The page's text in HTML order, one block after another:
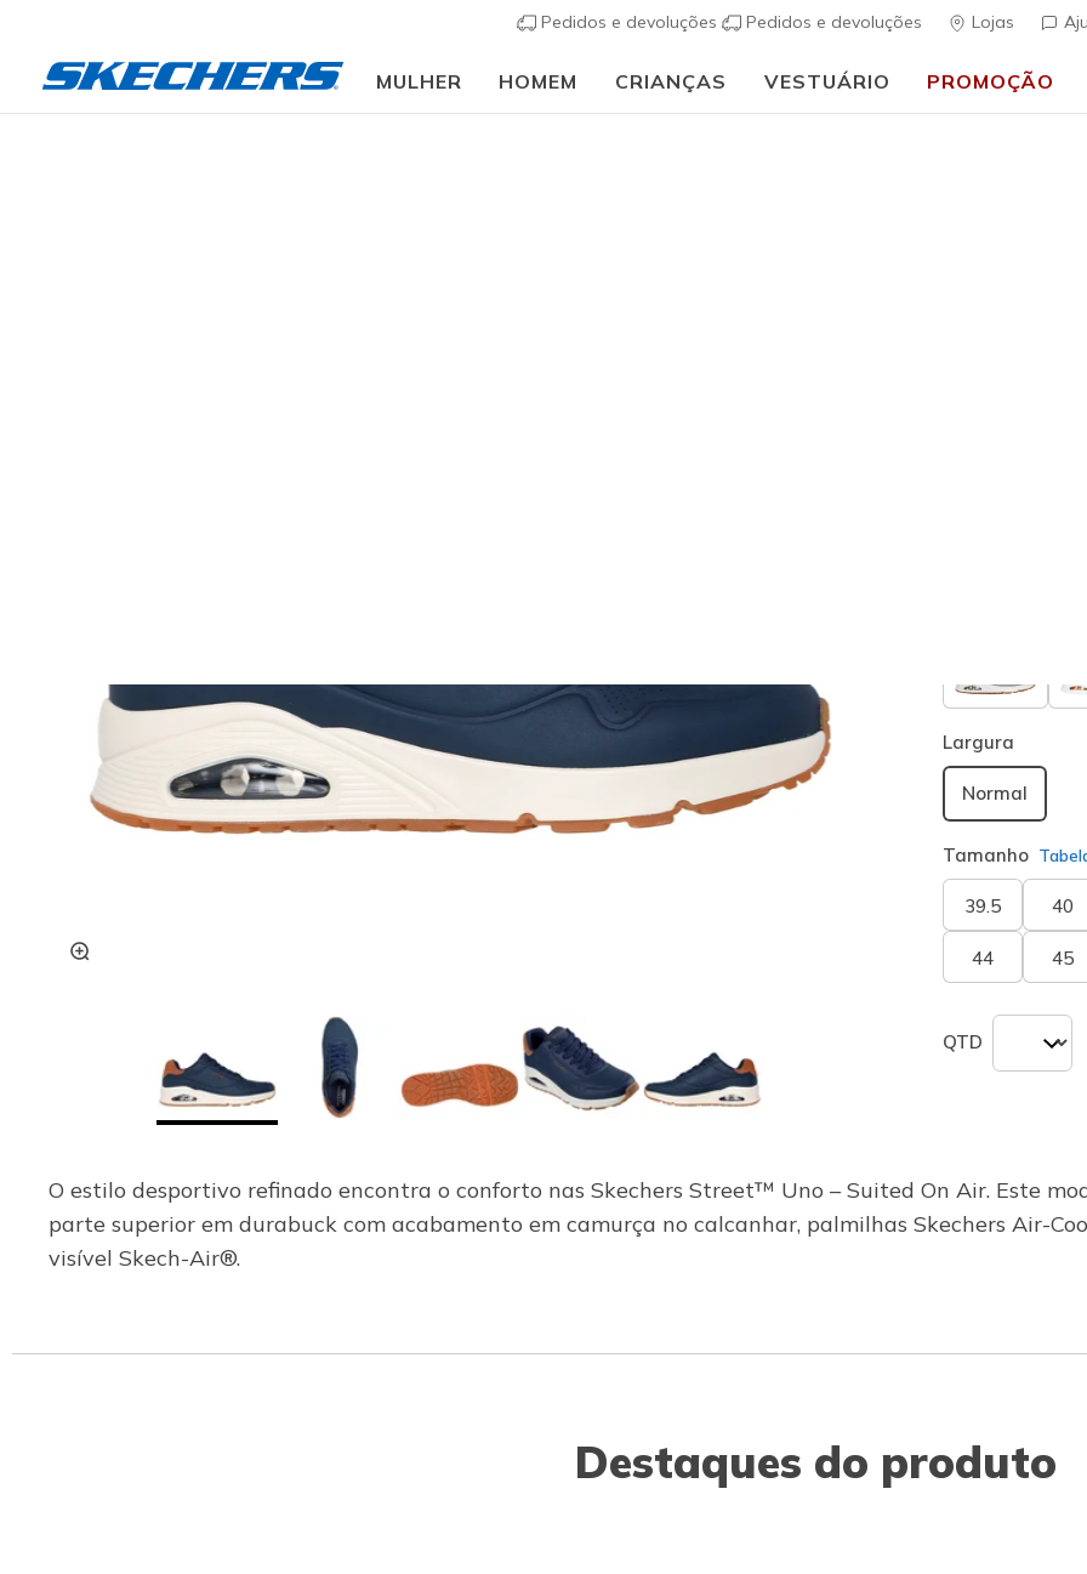
Pedidos e devoluções Pedidos e devoluções Lojas
MULHER HOMEM CRIANÇAS VESTUÁRIO PROMOÇÃO
Largura
Normal
Tamanho
39.5 40
44 45
QTD
O estilo desportivo refinado encontra o conforto nas Skechers Street™ Uno – Suited On Air. Este
parte superior em durabuck com acabamento em camurça no calcanhar, palmilhas Skechers Air-
visível Skech-Air®.
Destaques do produto